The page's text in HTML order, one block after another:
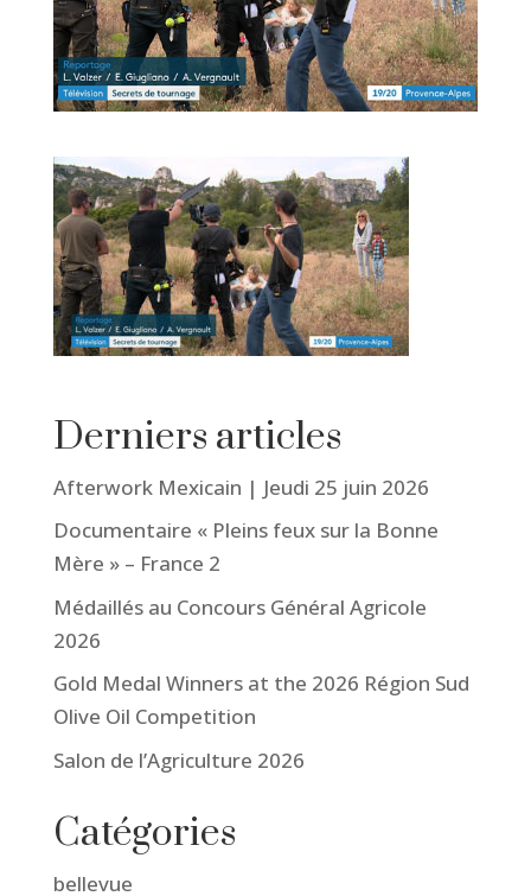
Derniers articles
Afterwork Mexicain | Jeudi 25 juin 2026
Documentaire « Pleins feux sur la Bonne
Mère » – France 2
Médaillés au Concours Général Agricole
2026
Gold Medal Winners at the 2026 Région Sud
Olive Oil Competition
Salon de l’Agriculture 2026
Catégories
bellevue